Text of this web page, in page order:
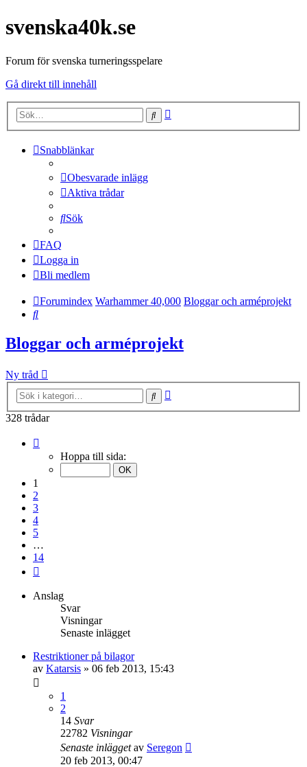
svenska40k.se
Forum för svenska turneringsspelare
Gå direkt till innehåll
Sök
Snabblänkar
Obesvarade inlägg
Aktiva trådar
Sök
FAQ
Logga in
Bli medlem
Forumindex Warhammer 40,000 Bloggar och arméprojekt
Sök
Bloggar och arméprojekt
Ny tråd
Sök
328 trådar
Hoppa till sida:
1
2
3
4
5
…
14
Anslag
Svar
Visningar
Senaste inlägget
Restriktioner på bilagor
av Katarsis » 06 feb 2013, 15:43
1
2
14 Svar
22782 Visningar
Senaste inläggetav Seregon
20 feb 2013, 00:47